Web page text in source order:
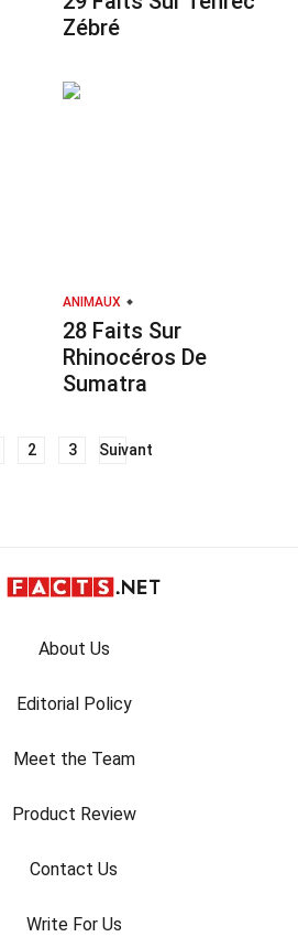
Zébré
ANIMAUX
28 Faits Sur
Rhinocéros De
Sumatra
2 3 Suivant
About Us
Editorial Policy
Meet the Team
Product Review
Contact Us
Write For Us